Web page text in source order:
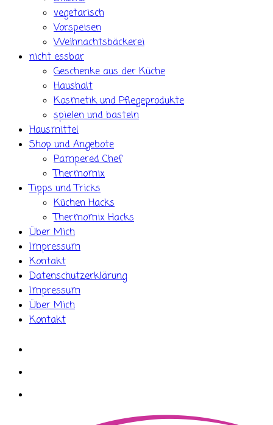
vegetarisch
Vorspeisen
Weihnachtsbäckerei
nicht essbar
Geschenke aus der Küche
Haushalt
Kosmetik und Pflegeprodukte
spielen und basteln
Hausmittel
Shop und Angebote
Pampered Chef
Thermomix
Tipps und Tricks
Küchen Hacks
Thermomix Hacks
Über Mich
Impressum
Kontakt
Datenschutzerklärung
Impressum
Über Mich
Kontakt